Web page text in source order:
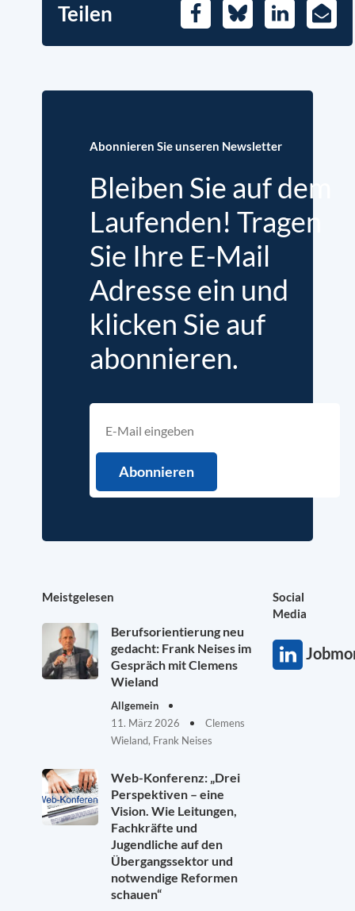
Teilen FacebookBlueskyLinkedIn
E-
Mail
Abonnieren Sie unseren Newsletter
Bleiben Sie auf dem
Laufenden! Tragen
Sie Ihre E-Mail
Adresse ein und
klicken Sie auf
abonnieren.
Meistgelesen
Berufsorientierung neu
gedacht: Frank Neises im
Gespräch mit Clemens
Wieland
Allgemein
11. März 2026
Clemens
Wieland, Frank Neises
Web-Konferenz: „Drei
Perspektiven – eine
Vision. Wie Leitungen,
Fachkräfte und
Jugendliche auf den
Übergangssektor und
notwendige Reformen
schauen“
Social
Media